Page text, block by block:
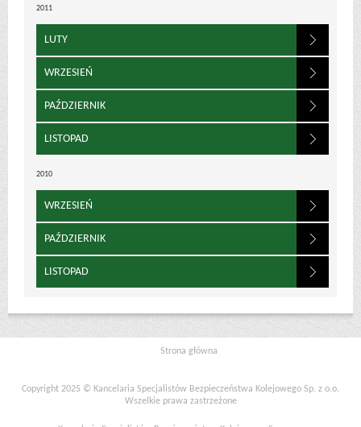
2011
LUTY
WRZESIEŃ
PAŹDZIERNIK
LISTOPAD
2010
WRZESIEŃ
PAŹDZIERNIK
LISTOPAD
Strona główna
Copyright 2025 © Kancelaria Specjalistów Bezpieczeństwa Kolejowego Sp. z o.o.
Wszelkie prawa zastrzeżone